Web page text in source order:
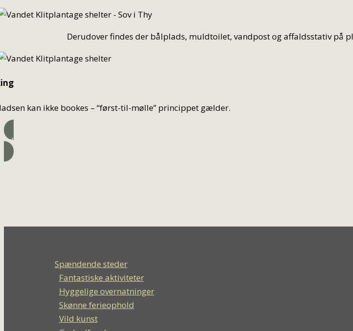
Derudover findes der bålplads, muldtoilet, vandpost og affaldsstativ på
kan ikke bookes – “først-til-mølle” princippet gælder.
Adresse
Spændende steder
Fantastiske aktiviteter
Hyggelige overnatninger
Skønne ferieophold
Vild kunst